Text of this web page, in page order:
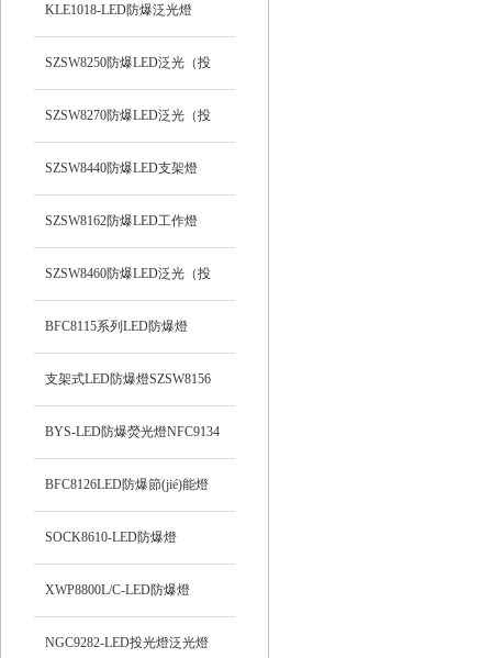
支架式
KLE1018-LED防爆泛光燈
SZSW8250防爆LED泛光（投
光）工作燈
SZSW8270防爆LED泛光（投
光）燈
SZSW8440防爆LED支架燈
SZSW8162防爆LED工作燈
SZSW8460防爆LED泛光（投
光）工作燈
BFC8115系列LED防爆燈
支架式LED防爆燈SZSW8156
BYS-LED防爆熒光燈NFC9134
BFC8126LED防爆節(jié)能燈
SOCK8610-LED防爆燈
XWP8800L/C-LED防爆燈
NGC9282-LED投光燈泛光燈